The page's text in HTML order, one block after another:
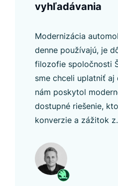
vyhľadávania
Modernizácia
denne používajú, je
filozofie spoločnosti
sme chceli uplatniť aj
nám poskytol
dostupné riešenie,
konverzie a zážitok